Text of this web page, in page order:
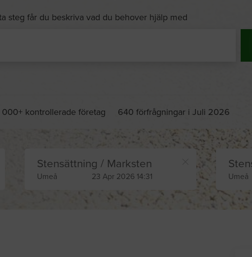
steg får du beskriva vad du behover hjälp med
000+ kontrollerade företag 640 förfrågningar i Juli 2026
Stensättning / Marksten
Umeå 23 Apr 2026 14:31 Umeå